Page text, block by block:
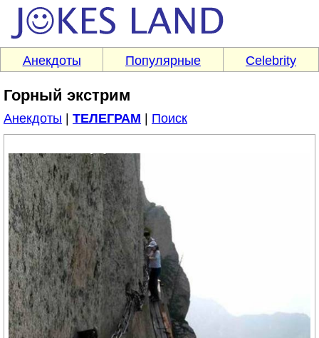
Анекдоты Популярные Celebrity
Горный экстрим
Анекдоты ТЕЛЕГРАМ Поиск